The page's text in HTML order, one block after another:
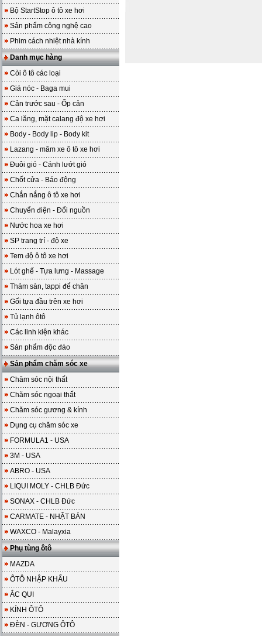
Bộ StartStop ô tô xe hơi
Sản phẩm công nghệ cao
Phim cách nhiệt nhà kính
Danh mục hàng
Còi ô tô các loại
Giá nóc - Baga mui
Cản trước sau - Ốp cản
Ca lăng, mặt calang độ xe hơi
Body - Body lip - Body kit
Lazang - mâm xe ô tô xe hơi
Đuôi gió - Cánh lướt gió
Chốt cửa - Báo động
Chắn nắng ô tô xe hơi
Chuyển điện - Đổi nguồn
Nước hoa xe hơi
SP trang trí - độ xe
Tem độ ô tô xe hơi
Lót ghế - Tựa lưng - Massage
Thảm sàn, tappi để chân
Gối tựa đầu trên xe hơi
Tủ lạnh ôtô
Các linh kiện khác
Sản phẩm độc đáo
Sản phẩm chăm sóc xe
Chăm sóc nội thất
Chăm sóc ngoại thất
Chăm sóc gương & kính
Dụng cụ chăm sóc xe
FORMULA1 - USA
3M - USA
ABRO - USA
LIQUI MOLY - CHLB Đức
SONAX - CHLB Đức
CARMATE - NHẬT BẢN
WAXCO - Malayxia
Phụ tùng ôtô
MAZDA
ÔTÔ NHẬP KHẨU
ẮC QUI
KÍNH ÔTÔ
ĐÈN - GƯƠNG ÔTÔ